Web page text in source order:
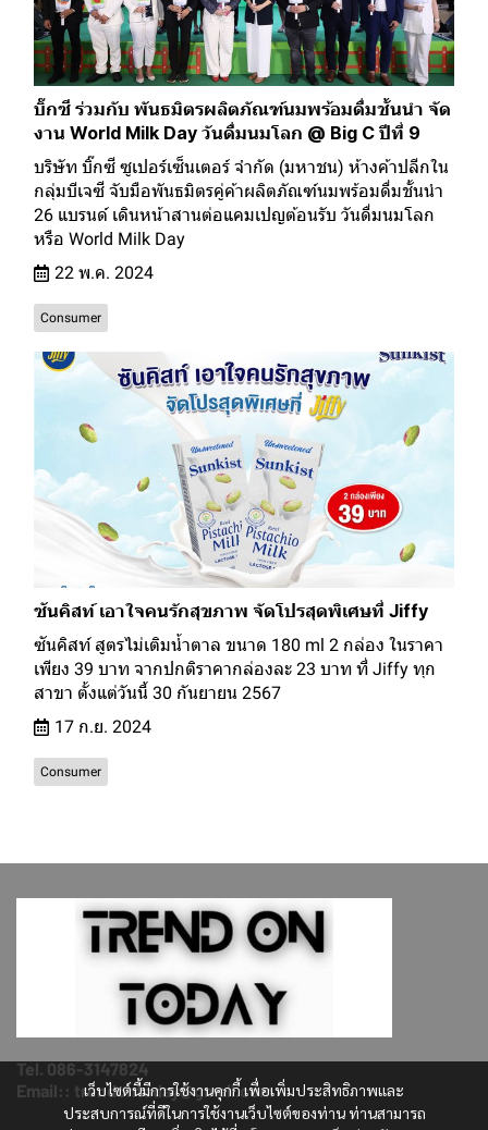
บิ๊กซี ร่วมกับ พันธมิตรผลิตภัณฑ์นมพร้อมดื่มชั้นนำ จัด
งาน World Milk Day วันดื่มนมโลก @ Big C ปีที่ 9
บริษัท บิ๊กซี ซูเปอร์เซ็นเตอร์ จำกัด (มหาชน) ห้างค้าปลีกใน
กลุ่มบีเจซี จับมือพันธมิตรคู่ค้าผลิตภัณฑ์นมพร้อมดื่มชั้นนำ
26 แบรนด์ เดินหน้าสานต่อแคมเปญต้อนรับ วันดื่มนมโลก
หรือ World Milk Day
22 พ.ค. 2024
Consumer
ซันคิสท์ เอาใจคนรักสุขภาพ จัดโปรสุดพิเศษที่ Jiffy
ซันคิสท์ สูตรไม่เติมน้ำตาล ขนาด 180 ml 2 กล่อง ในราคา
เพียง 39 บาท จากปกติราคากล่องละ 23 บาท ที่ Jiffy ทุก
สาขา ตั้งแต่วันนี้ 30 กันยายน 2567
17 ก.ย. 2024
Consumer
เว็บไซต์นี้มีการใช้งานคุกกี้ เพื่อเพิ่มประสิทธิภาพและ
ประสบการณ์ที่ดีในการใช้งานเว็บไซต์ของท่าน ท่านสามารถ
Tel. 086-3147824
Email:: trendontoday@gmail.com